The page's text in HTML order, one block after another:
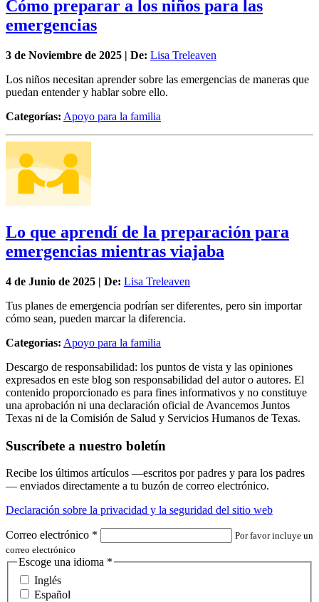
Cómo preparar a los niños para las
emergencias
3 de Noviembre de 2025 | De: Lisa Treleaven
Los niños necesitan aprender sobre las emergencias de maneras que
puedan entender y hablar sobre ello.
Categorías: Apoyo para la familia
Lo que aprendí de la preparación para
emergencias mientras viajaba
4 de Junio de 2025 | De: Lisa Treleaven
Tus planes de emergencia podrían ser diferentes, pero sin importar
cómo sean, pueden marcar la diferencia.
Categorías: Apoyo para la familia
Descargo de responsabilidad: los puntos de vista y las opiniones
expresados en este blog son responsabilidad del autor o autores. El
contenido proporcionado es para fines informativos y no constituye
una aprobación ni una declaración oficial de Avancemos Juntos
Texas ni de la Comisión de Salud y Servicios Humanos de Texas.
Suscríbete a nuestro boletín
Recibe los últimos artículos —escritos por padres y para los padres
— enviados directamente a tu buzón de correo electrónico.
Declaración sobre la privacidad y la seguridad del sitio web
Correo electrónico *
Por favor incluye un
correo electrónico
Escoge una idioma *
Inglés
Español